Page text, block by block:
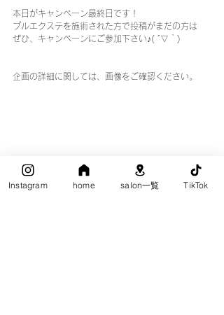
本日がキャンペーン最終日です！
プルエクステを施術された方で投稿がまだの方は
ぜひ、キャンペーンにご参加下さい♪( ´▽｀)
企画の詳細に関しては、画像をご確認ください。
Instagram home salon一覧 TikTok